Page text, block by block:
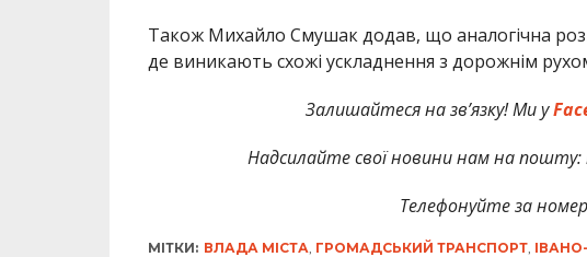
Також Михайло Смушак додав, що аналогічна
де виникають схожі ускладнення з дорожнім
Залишайтеся на зв’язку! Ми у
Надсилайте свої новини нам на пошту:
Телефонуйте за
МІТКИ: ВЛАДА МІСТА ГРОМАДСЬКИЙ ТРАНСПОРТ,